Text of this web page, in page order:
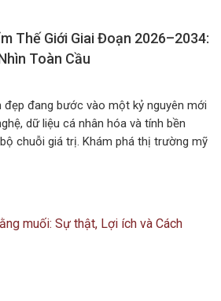
Thế Giới Giai Đoạn 2026–2034:
Toàn Cầu
đẹp đang bước vào một kỷ nguyên mới
dữ liệu cá nhân hóa và tính bền
chuỗi giá trị. Khám phá thị trường mỹ